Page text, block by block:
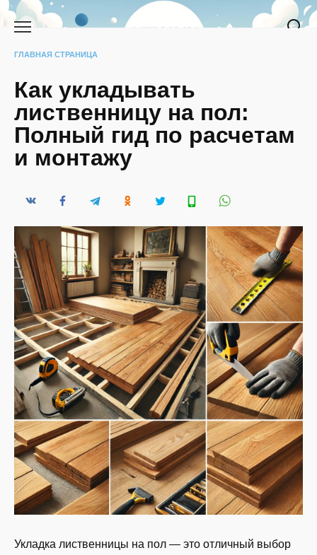
Перейти
ГЛАВНАЯ СТРАНИЦА
Как укладывать
лиственницу на пол:
Полный гид по расчетам
и монтажу
Укладка лиственницы на пол — это отличный выбор